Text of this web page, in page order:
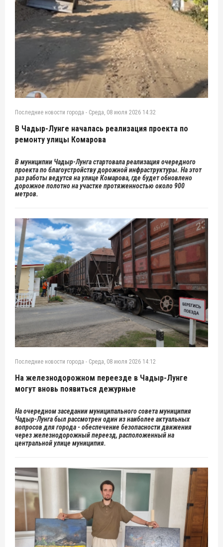
Последние новости города - Среда, 08 июля 2026 14:32
В Чадыр-Лунге началась реализация проекта по
ремонту улицы Комарова
В муниципии Чадыр-Лунга стартовала реализация очередного
проекта по благоустройству дорожной инфраструктуры. На этот
раз работы ведутся на улице Комарова, где будет обновлено
дорожное полотно на участке протяженностью около 900
метров.
Последние новости города - Среда, 08 июля 2026 14:12
На железнодорожном переезде в Чадыр-Лунге
могут вновь появиться дежурные
На очередном заседании муниципального совета муниципия
Чадыр-Лунга был рассмотрен один из наиболее актуальных
вопросов для города - обеспечение безопасности движения
через железнодорожный переезд, расположенный на
центральной улице муниципия.